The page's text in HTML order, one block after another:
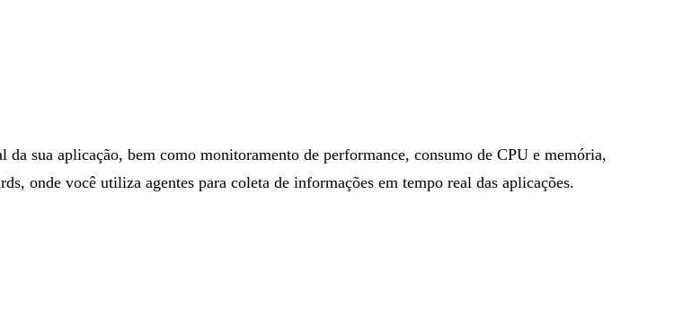
sua aplicação, bem como monitoramento de performance, consumo de CPU e memória,
onde você utiliza agentes para coleta de informações em tempo real das aplicações.